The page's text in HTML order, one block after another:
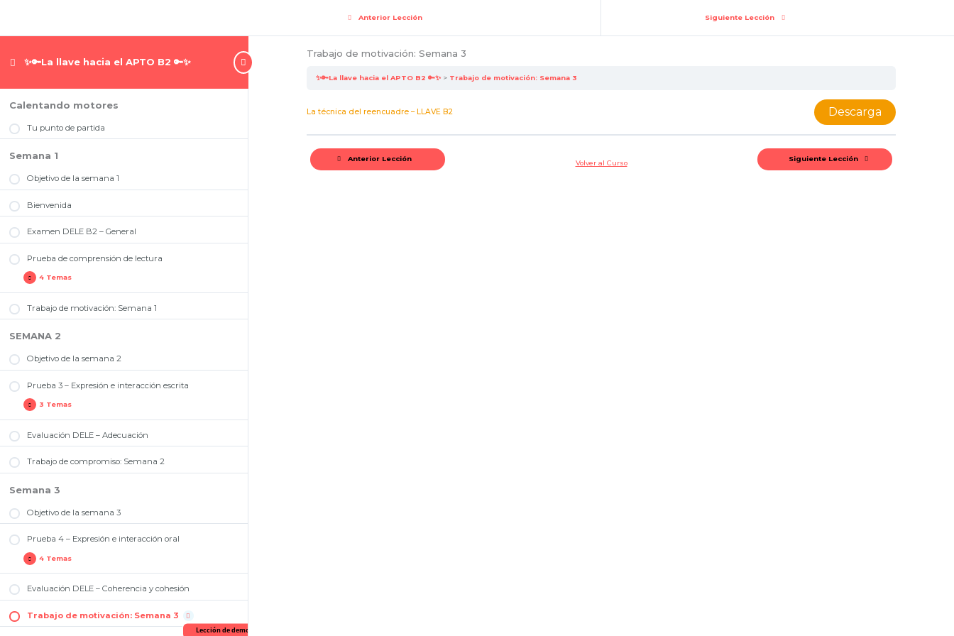
✨🔑La llave hacia el APTO B2 🔑✨
Calentando motores
Tu punto de partida
Semana 1
Objetivo de la semana 1
Bienvenida
Examen DELE B2 – General
Prueba de comprensión de lectura
Expandir
Prueba
de
de
4 Temas
Tarea 1 – Prueba de comprensión de lectura
Tarea 2 – Prueba de comprensión de lectura
Tarea 4 – Prueba de comprensión de lectura
Trabajo de motivación: Semana 1
SEMANA 2
Objetivo de la semana 2
Prueba 3 – Expresión e interacción escrita
Expandir
Prueba
3
Expresión
3 Temas
Cómo tomar apuntes del audio
Evaluación DELE – Adecuación
Trabajo de compromiso: Semana 2
Semana 3
Objetivo de la semana 3
Prueba 4 – Expresión e interacción oral
Expandir
Prueba
4
Expresión
4 Temas
Aprende a valorar en la tarea 1 oral
Evaluación DELE – Coherencia y cohesión
Trabajo de motivación: Semana 3
Lección de demostración
Expandir
Prueba
escrita
Tarea
Expandir
Prueba
2
Comprensión
Anterior Lección Siguiente Lección
Trabajo de motivación: Semana 3
✨🔑La llave hacia el APTO B2 🔑✨ Trabajo de motivación: Semana 3
La técnica del reencuadre – LLAVE B2 Descarga
Anterior Lección Volver al Curso Siguiente Lección